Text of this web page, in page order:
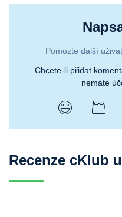
Pomozte další
Chcete-li přidat
nemáte
Recenze cKlub